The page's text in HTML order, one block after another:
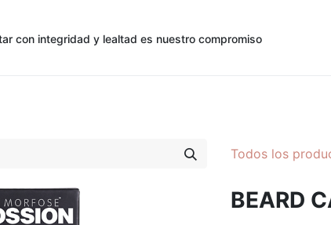
con integridad y lealtad es nuestro compromiso
Todos los
BEARD